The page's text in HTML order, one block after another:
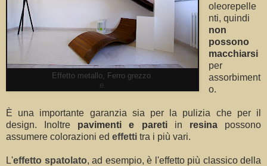
Effetto metallo, Ferro grezzo
e.
oleorepelle
nti, quindi
non
possono
macchiarsi
per
assorbiment
o.
È una importante garanzia sia per la pulizia che per il
design. Inoltre pavimenti e paretiin resinapossono
assumere colorazioni ed effetti tra i più vari.
L'effetto spatolato, ad esempio, è l'effetto più classico della